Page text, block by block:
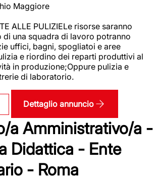
Maggiore
ALLE PULIZIELe risorse saranno
di una squadra di lavoro potranno
uffici, bagni, spogliatoi e aree
e riordino dei reparti produttivi al
in produzione;Oppure pulizia e
di laboratorio.
Dettaglio annuncio
a Amministrativo/a -
Didattica - Ente
- Roma